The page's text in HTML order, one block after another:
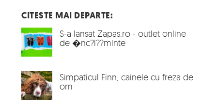
CITESTE MAI DEPARTE:
S-a lansat Zapas.ro - outlet online
de �nc?l??minte
Simpaticul Finn, cainele cu freza de
om